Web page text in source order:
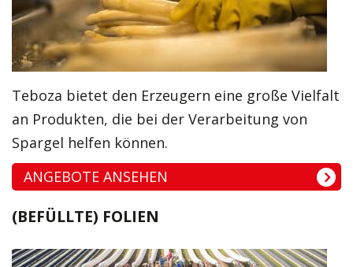
Teboza bietet den Erzeugern eine große Vielfalt
an Produkten, die bei der Verarbeitung von
Spargel helfen können.
ANGEBOTE ANSEHEN
(BEFÜLLTE) FOLIEN